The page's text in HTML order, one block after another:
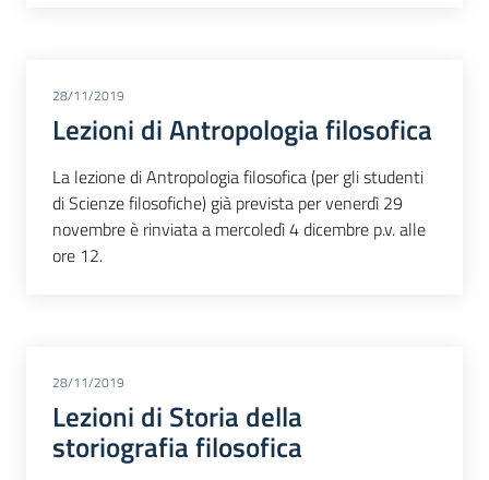
28/11/2019
Lezioni di Antropologia filosofica
La lezione di Antropologia filosofica (per gli studenti
di Scienze filosofiche) già prevista per venerdì 29
novembre è rinviata a mercoledì 4 dicembre p.v. alle
ore 12.
28/11/2019
Lezioni di Storia della
storiografia filosofica